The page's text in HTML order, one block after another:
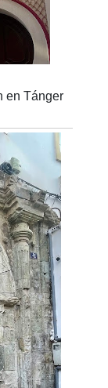
en Tánger